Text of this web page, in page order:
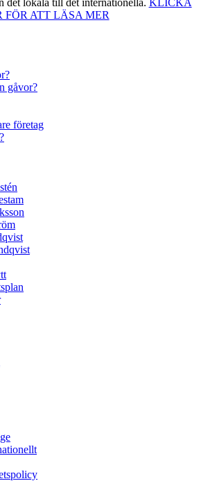
det lokala till det internationella. KLICKA
FÖR ATT LÄSA MER
gåvor?
företag